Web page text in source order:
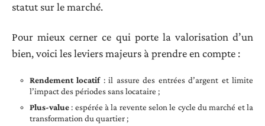
statut sur le marché.
Pour mieux cerner ce qui porte la valorisation d’un
bien, voici les leviers majeurs à prendre en compte :
Rendement locatif: il assure des entrées d’argent et limite
l’impact des périodes sans locataire ;
Plus-value: espérée à la revente selon le cycle du marché et la
transformation du quartier ;